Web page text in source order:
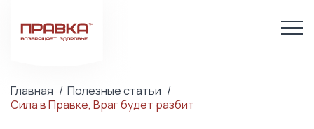
Главная
Полезные статьи
Сила в Правке, Враг будет разбит